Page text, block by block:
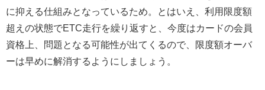
に抑える仕組みとなっているため。とはいえ、利用限度額
超えの状態でETC走行を繰り返すと、今度はカードの会員
資格上、問題となる可能性が出てくるので、限度額オーバ
ーは早めに解消するようにしましょう。